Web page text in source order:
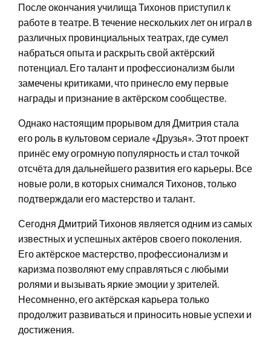
После окончания училища Тихонов приступил к
работе в театре. В течение нескольких лет он играл в
различных провинциальных театрах, где сумел
набраться опыта и раскрыть свой актёрский
потенциал. Его талант и профессионализм были
замечены критиками, что принесло ему первые
награды и признание в актёрском сообществе.
Однако настоящим прорывом для Дмитрия стала
его роль в культовом сериале «Друзья». Этот проект
принёс ему огромную популярность и стал точкой
отсчёта для дальнейшего развития его карьеры. Все
новые роли, в которых снимался Тихонов, только
подтверждали его мастерство и талант.
Сегодня Дмитрий Тихонов является одним из самых
известных и успешных актёров своего поколения.
Его актёрское мастерство, профессионализм и
каризма позволяют ему справляться с любыми
ролями и вызывать яркие эмоции у зрителей.
Несомненно, его актёрская карьера только
продолжит развиваться и приносить новые успехи и
достижения.